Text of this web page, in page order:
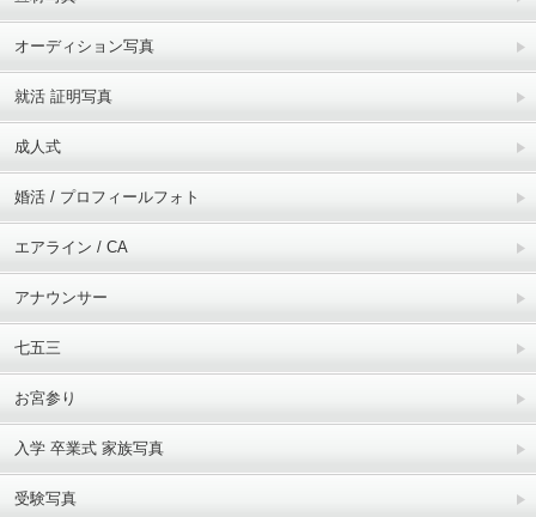
オーディション写真
就活 証明写真
成人式
婚活 / プロフィールフォト
エアライン / CA
アナウンサー
七五三
お宮参り
入学 卒業式 家族写真
受験写真